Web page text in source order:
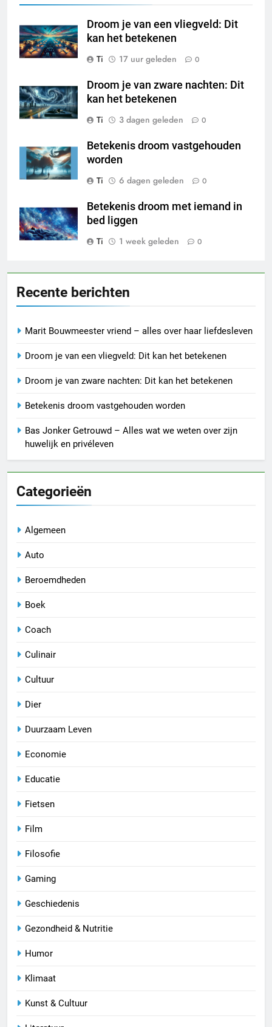
Droom je van een vliegveld: Dit
kan het betekenen
Ti
17 uur geleden 0
Droom je van zware nachten: Dit
kan het betekenen
Ti
3 dagen geleden 0
Betekenis droom vastgehouden
worden
Ti
6 dagen geleden 0
Betekenis droom met iemand in
bed liggen
Ti
1 week geleden 0
Recente berichten
Marit Bouwmeester vriend – alles over haar liefdesleven
Droom je van een vliegveld: Dit kan het betekenen
Droom je van zware nachten: Dit kan het betekenen
Betekenis droom vastgehouden worden
Bas Jonker Getrouwd – Alles wat we weten over zijn
huwelijk en privéleven
Categorieën
Algemeen
Auto
Beroemdheden
Boek
Coach
Culinair
Cultuur
Dier
Duurzaam Leven
Economie
Educatie
Fietsen
Film
Filosofie
Gaming
Geschiedenis
Gezondheid & Nutritie
Humor
Klimaat
Kunst & Cultuur